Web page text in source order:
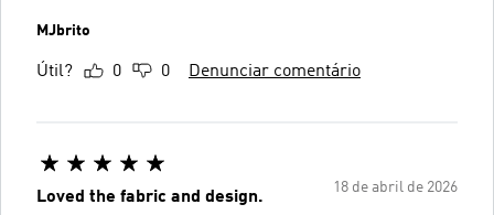
MJbrito
Útil? 0 0 Denunciar comentário
18 de abril de 2026
Loved the fabric and design.